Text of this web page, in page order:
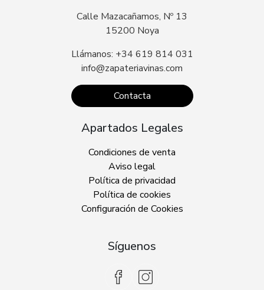
Calle Mazacañamos, Nº 13
15200 Noya
Llámanos: +34 619 814 031
info@zapateriavinas.com
Contacta
Apartados Legales
Condiciones de venta
Aviso legal
Política de privacidad
Política de cookies
Configuración de Cookies
Síguenos